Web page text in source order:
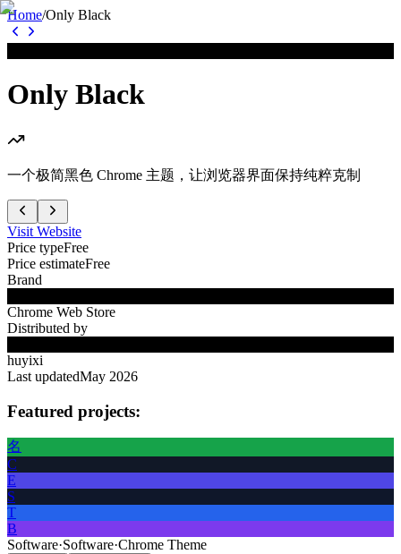
Home/Only Black
Only Black
一个极简黑色 Chrome 主题，让浏览器界面保持纯粹克制
Visit Website
Price typeFree
Price estimateFree
Brand
Chrome Web Store
Distributed by
huyixi
Last updatedMay 2026
Featured projects:
名
C
E
S
T
B
Software·Software·Chrome Theme